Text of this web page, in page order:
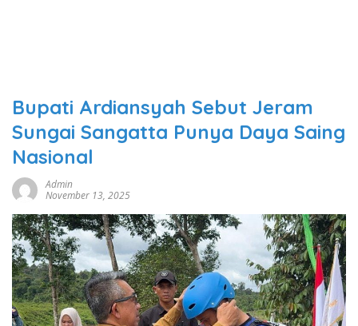
Bupati Ardiansyah Sebut Jeram
Sungai Sangatta Punya Daya Saing
Nasional
Admin
November 13, 2025